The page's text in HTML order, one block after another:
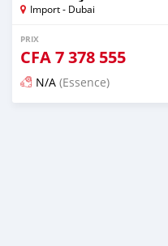
Import - Dubai
PRIX
CFA7 378 555
N/A (Essence)